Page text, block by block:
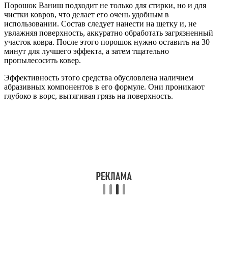
Порошок Ваниш подходит не только для стирки, но и для
чистки ковров, что делает его очень удобным в
использовании. Состав следует нанести на щетку и, не
увлажняя поверхность, аккуратно обработать загрязненный
участок ковра. После этого порошок нужно оставить на 30
минут для лучшего эффекта, а затем тщательно
пропылесосить ковер.
Эффективность этого средства обусловлена наличием
абразивных компонентов в его формуле. Они проникают
глубоко в ворс, вытягивая грязь на поверхность.